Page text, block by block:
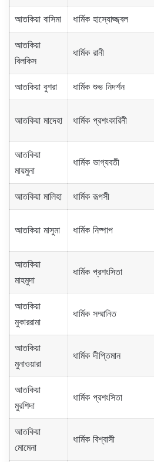
আতকিয়া বাসিমা ধার্মিক হাস্যোজ্জ্বল
আতকিয়া
বিলকিস
ধার্মিক রানী
আতকিয়া বুশরা ধার্মিক শুভ নিদর্শন
আতকিয়া মাদেহা ধার্মিক প্রশংকারিনী
আতকিয়া
মায়মুনা
ধার্মিক ভাগ্যবতী
আতকিয়া মালিহা ধার্মিক রূপসী
আতকিয়া মাসুমা ধার্মিক নিষ্পাপ
আতকিয়া
মাহমুদা
ধার্মিক প্রশংসিতা
আতকিয়া
মুকাররামা
ধার্মিক সম্মানিত
আতকিয়া
মুনাওয়ারা
ধার্মিক দীপ্তিমান
আতকিয়া
মুরশিদা
ধার্মিক প্রশংসিতা
আতকিয়া
মোমেনা
ধার্মিক বিশ্বাসী